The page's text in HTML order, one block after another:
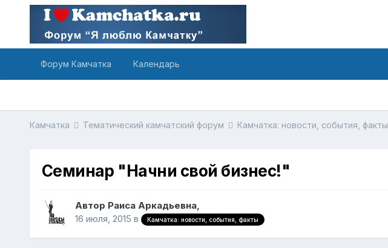
Форум Камчатка Календарь
Камчатка Тематический камчатский форум Камчатка: новости, события, факты
Семинар "Начни свой бизнес!"
Автор Раиса Аркадьевна,
16 июля, 2015 в Камчатка: новости, события, факты